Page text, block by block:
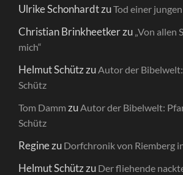
Ulrike SchonhardtzuTod einer
Christian Brinkheetkerzu „Von allen
mich“
Helmut Schützzu Autor der
Schütz
Tom Damm zu Autor der Bibelwelt:
Schütz
Reginezu Dorfchronik von Riemberg
Helmut Schützzu Der fliehende